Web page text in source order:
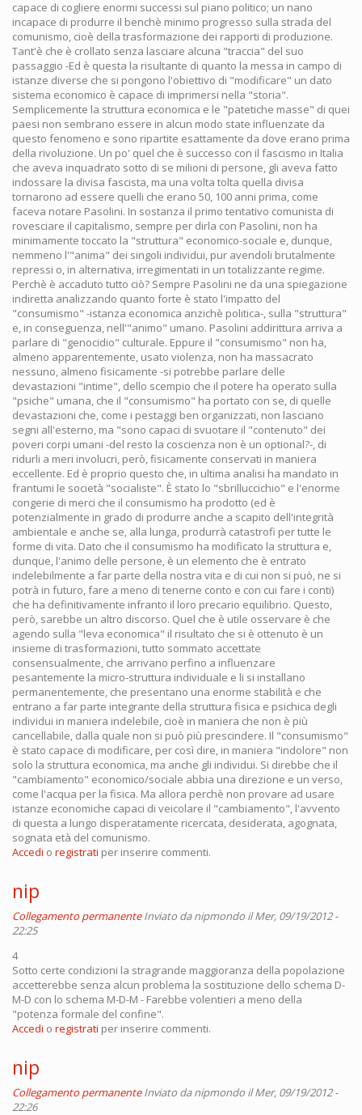
capace di cogliere enormi successi sul piano politico; un nano
incapace di produrre il benchè minimo progresso sulla strada del
comunismo, cioè della trasformazione dei rapporti di produzione.
Tant'è che è crollato senza lasciare alcuna "traccia" del suo
passaggio -Ed è questa la risultante di quanto la messa in campo di
istanze diverse che si pongono l'obiettivo di "modificare" un dato
sistema economico è capace di imprimersi nella "storia".
Semplicemente la struttura economica e le "patetiche masse" di quei
paesi non sembrano essere in alcun modo state influenzate da
questo fenomeno e sono ripartite esattamente da dove erano prima
della rivoluzione. Un po' quel che è successo con il fascismo in Italia
che aveva inquadrato sotto di se milioni di persone, gli aveva fatto
indossare la divisa fascista, ma una volta tolta quella divisa
tornarono ad essere quelli che erano 50, 100 anni prima, come
faceva notare Pasolini. In sostanza il primo tentativo comunista di
rovesciare il capitalismo, sempre per dirla con Pasolini, non ha
minimamente toccato la "struttura" economico-sociale e, dunque,
nemmeno l'"anima" dei singoli individui, pur avendoli brutalmente
repressi o, in alternativa, irregimentati in un totalizzante regime.
Perchè è accaduto tutto ciò? Sempre Pasolini ne da una spiegazione
indiretta analizzando quanto forte è stato l'impatto del
"consumismo" -istanza economica anzichè politica-, sulla "struttura"
e, in conseguenza, nell'"animo" umano. Pasolini addirittura arriva a
parlare di "genocidio" culturale. Eppure il "consumismo" non ha,
almeno apparentemente, usato violenza, non ha massacrato
nessuno, almeno fisicamente -si potrebbe parlare delle
devastazioni "intime", dello scempio che il potere ha operato sulla
"psiche" umana, che il "consumismo" ha portato con se, di quelle
devastazioni che, come i pestaggi ben organizzati, non lasciano
segni all'esterno, ma "sono capaci di svuotare il "contenuto" dei
poveri corpi umani -del resto la coscienza non è un optional?-, di
ridurli a meri involucri, però, fisicamente conservati in maniera
eccellente. Ed è proprio questo che, in ultima analisi ha mandato in
frantumi le società "socialiste". È stato lo "sbrilluccichio" e l'enorme
congerie di merci che il consumismo ha prodotto (ed è
potenzialmente in grado di produrre anche a scapito dell'integrità
ambientale e anche se, alla lunga, produrrà catastrofi per tutte le
forme di vita. Dato che il consumismo ha modificato la struttura e,
dunque, l'animo delle persone, è un elemento che è entrato
indelebilmente a far parte della nostra vita e di cui non si può, ne si
potrà in futuro, fare a meno di tenerne conto e con cui fare i conti)
che ha definitivamente infranto il loro precario equilibrio. Questo,
però, sarebbe un altro discorso. Quel che è utile osservare è che
agendo sulla "leva economica" il risultato che si è ottenuto è un
insieme di trasformazioni, tutto sommato accettate
consensualmente, che arrivano perfino a influenzare
pesantemente la micro-struttura individuale e li si installano
permanentemente, che presentano una enorme stabilità e che
entrano a far parte integrante della struttura fisica e psichica degli
individui in maniera indelebile, cioè in maniera che non è più
cancellabile, dalla quale non si può più prescindere. Il "consumismo"
è stato capace di modificare, per così dire, in maniera "indolore" non
solo la struttura economica, ma anche gli individui. Si direbbe che il
"cambiamento" economico/sociale abbia una direzione e un verso,
come l'acqua per la fisica. Ma allora perchè non provare ad usare
istanze economiche capaci di veicolare il "cambiamento", l'avvento
di questa a lungo disperatamente ricercata, desiderata, agognata,
sognata età del comunismo.
Accedi o registrati per inserire commenti.
nip
Collegamento permanente Inviato danipmondo il Mer, 09/19/2012 -
22:25
4
Sotto certe condizioni la stragrande maggioranza della popolazione
accetterebbe senza alcun problema la sostituzione dello schema D-
M-D con lo schema M-D-M - Farebbe volentieri a meno della
"potenza formale del confine".
Accedi o registrati per inserire commenti.
nip
Collegamento permanente Inviato danipmondo il Mer, 09/19/2012 -
22:26